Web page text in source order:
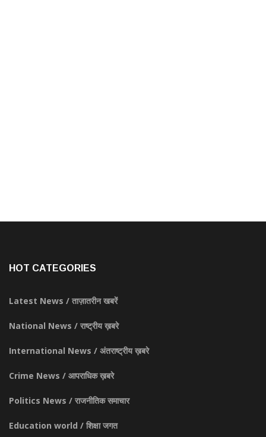
HOT CATEGORIES
Latest News / ताज़ातरीन खबरें
National News / राष्ट्रीय ख़बरे
International News / अंतराष्ट्रीय ख़बरे
Crime News / आपराधिक ख़बरे
Politics News / राजनीतिक समाचार
Education world / शिक्षा जगत